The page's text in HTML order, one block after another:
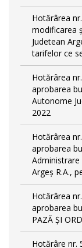
Hotărârea
modificarea
Judetean
tarifelor ce
Hotărârea
aprobarea
Autonome
2022
Hotărârea
aprobarea
Administrare
Argeș R.A.,
Hotărârea
aprobarea
PAZĂ ȘI
Hotărâre nr.